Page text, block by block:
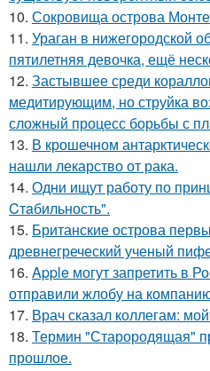
10. Сокровища острова
11. Ураган в нижегородской
пятилетняя девочка, ещё
12. Застывшее среди
медитирующим, но струйка
сложный процесс борьбы с
13. В крошечном
нашли лекарство от рака.
14. Одни ищут работу по
Cтaбильность".
15. Британские острова
древнегреческий ученый
16. Apple могут запретить в
отправили жлобу на
17. Врач сказал коллегам:
18. Термин "Старородящая"
прошлое.